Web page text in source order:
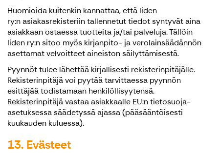
Huomioida kuitenkin kannattaa, että Iiden
ry:n asiakasrekisteriin tallennetut tiedot syntyvät aina
asiakkaan ostaessa tuotteita ja/tai palveluja. Tällöin
Iiden ry:n sitoo myös kirjanpito- ja verolainsäädännön
asettamat velvoitteet aineiston säilyttämisestä.
Pyynnöt tulee lähettää kirjallisesti rekisterinpitäjälle.
Rekisterinpitäjä voi pyytää tarvittaessa pyynnön
esittäjää todistamaan henkilöllisyytensä.
Rekisterinpitäjä vastaa asiakkaalle EU:n tietosuoja-
asetuksessa säädetyssä ajassa (pääsääntöisesti
kuukauden kuluessa).
13. Evästeet